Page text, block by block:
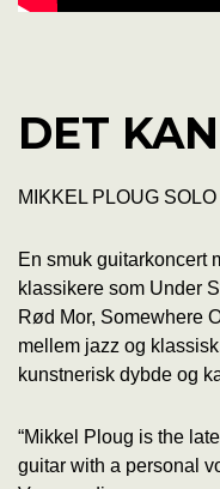
DET
MIKKEL PLOUG SOLO
En smuk guitarkoncert
klassikere som Under
Rød Mor, Somewhere
mellem jazz og
kunstnerisk dybde og
“Mikkel Ploug is the
guitar with a personal